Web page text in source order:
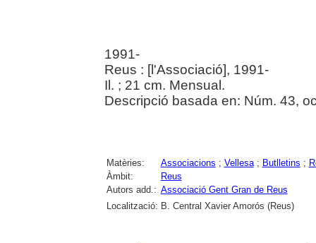
1991-
Reus : [l'Associació], 1991-
Il. ; 21 cm. Mensual.
Descripció basada en: Núm. 43,
Matèries: Associacions ; Vellesa; Butlletins ;
Àmbit:
Reus
Autors add.: Associació Gent Gran de Reus
Localització: B. Central Xavier Amorós (Reus)